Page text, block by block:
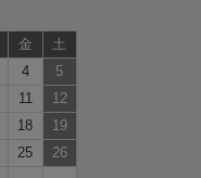
金
土
4
5
11
12
18
19
25
26